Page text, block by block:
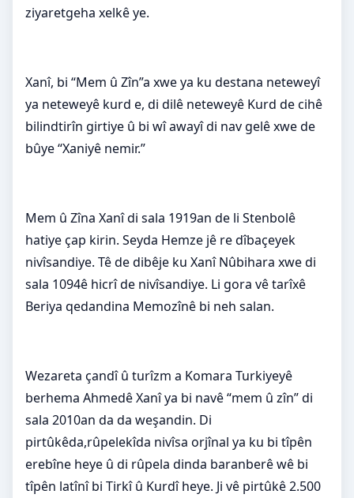
ziyaretgeha xelkê ye.
Xanî, bi “Mem û Zîn”a xwe ya ku destana neteweyî
ya neteweyê kurd e, di dilê neteweyê Kurd de cihê
bilindtirîn girtiye û bi wî awayî di nav gelê xwe de
bûye “Xaniyê nemir.”
Mem û Zîna Xanî di sala 1919an de li Stenbolê
hatiye çap kirin. Seyda Hemze jê re dîbaçeyek
nivîsandiye. Tê de dibêje ku Xanî Nûbihara xwe di
sala 1094ê hicrî de nivîsandiye. Li gora vê tarîxê
Beriya qedandina Memozînê bi neh salan.
Wezareta çandî û turîzm a Komara Turkiyeyê
berhema Ahmedê Xanî ya bi navê “mem û zîn” di
sala 2010an da da weşandin. Di
pirtûkêda,rûpelekîda nivîsa orjînal ya ku bi tîpên
erebîne heye û di rûpela dinda baranberê wê bi
tîpên latînî bi Tirkî û Kurdî heye. Ji vê pirtûkê 2.500